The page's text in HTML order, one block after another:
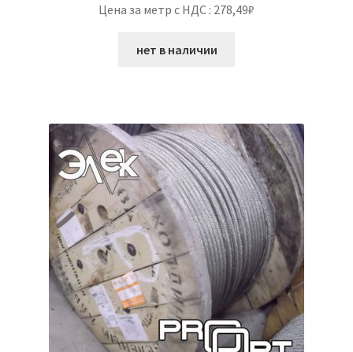
Цена за метр с НДС : 278,49₽
нет в наличии